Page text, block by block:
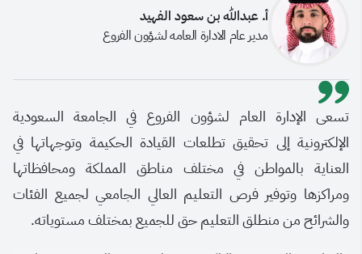
تتبنى نهجاً استراتيجياً في توسيع نطاق الفروع بما يتماشى مع
تطلعات الجامعة نحو التميز، وفي هذا الإطار تسعى الإدارة العامة
إلى تطوير البيئة المكانية والبنية التحتية، وتحسين المباني
الجامعية لتوفير تجربة تعليمية راقية، تواكب طموحات الجامعة
السعودية الإلكترونية وتلبي تطلعات المجتمع في مختلف مناطق
المملكة.
أ. عبدالله بن سعود الفهيد
مدير عام الادارة العامه لشؤون الفروع
تسعى الإدارة العام لشؤون الفروع في الجامعة السعودية
الإلكترونية إلى تحقيق تطلعات القيادة الحكيمة وتوجهاتها في
العناية بالمواطن في مختلف مناطق المملكة ومحافظاتها
ومراكزها وتوفير فرص التعليم العالي الجامعي لجميع الفئات
والشرائح من منطلق التعليم حق للجميع بمختلف مستوياته.